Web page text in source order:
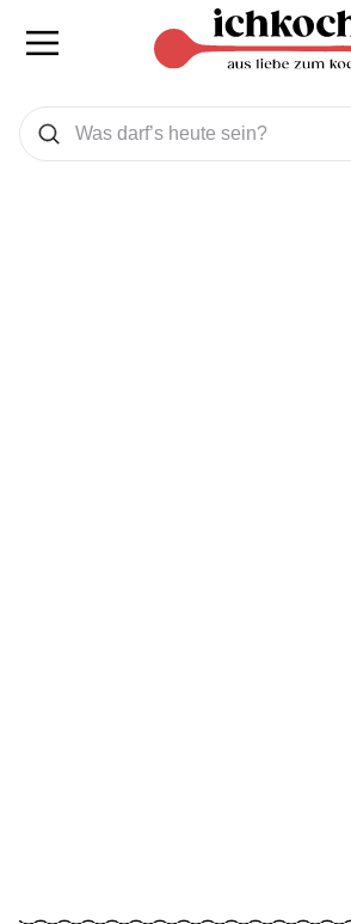
Was wollen Sie suchen
Suchen